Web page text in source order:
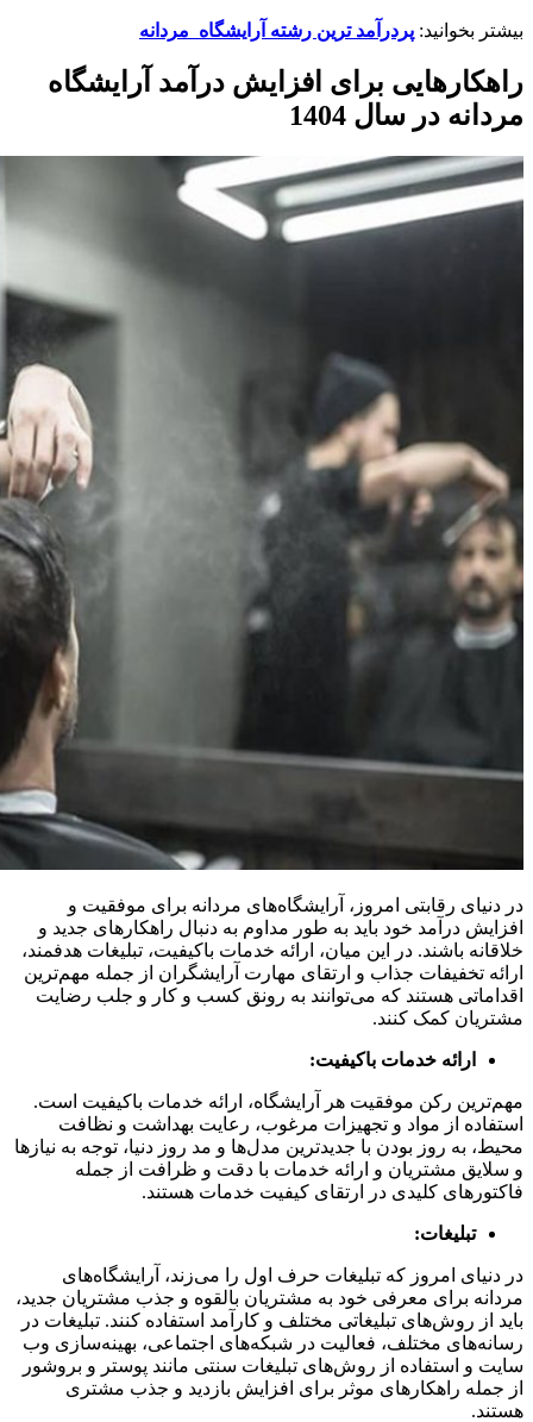
بیشتر بخوانید: پردرآمد ترین رشته آرایشگاه مردانه
راهکارهایی برای افزایش درآمد آرایشگاه
مردانه در سال 1404
در دنیای رقابتی امروز، آرایشگاه‌های مردانه برای موفقیت و
افزایش درآمد خود باید به طور مداوم به دنبال راهکارهای جدید و
خلاقانه باشند. در این میان، ارائه خدمات باکیفیت، تبلیغات هدفمند،
ارائه تخفیفات جذاب و ارتقای مهارت آرایشگران از جمله مهم‌ترین
اقداماتی هستند که می‌توانند به رونق کسب و کار و جلب رضایت
مشتریان کمک کنند.
ارائه خدمات باکیفیت:
مهم‌ترین رکن موفقیت هر آرایشگاه، ارائه خدمات باکیفیت است.
استفاده از مواد و تجهیزات مرغوب، رعایت بهداشت و نظافت
محیط، به روز بودن با جدیدترین مدل‌ها و مد روز دنیا، توجه به نیازها
و سلایق مشتریان و ارائه خدمات با دقت و ظرافت از جمله
فاکتورهای کلیدی در ارتقای کیفیت خدمات هستند.
تبلیغات:
در دنیای امروز که تبلیغات حرف اول را می‌زند، آرایشگاه‌های
مردانه برای معرفی خود به مشتریان بالقوه و جذب مشتریان جدید،
باید از روش‌های تبلیغاتی مختلف و کارآمد استفاده کنند. تبلیغات در
رسانه‌های مختلف، فعالیت در شبکه‌های اجتماعی، بهینه‌سازی وب
سایت و استفاده از روش‌های تبلیغات سنتی مانند پوستر و بروشور
از جمله راهکارهای موثر برای افزایش بازدید و جذب مشتری
هستند.